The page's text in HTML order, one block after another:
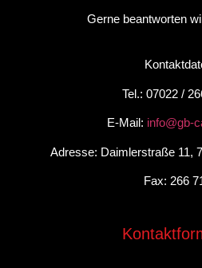
Gerne beantworten
Tel.: 07022 /
E-Mail: info@gb-
Adresse: Daimlerstraße 11,
Fax: 266